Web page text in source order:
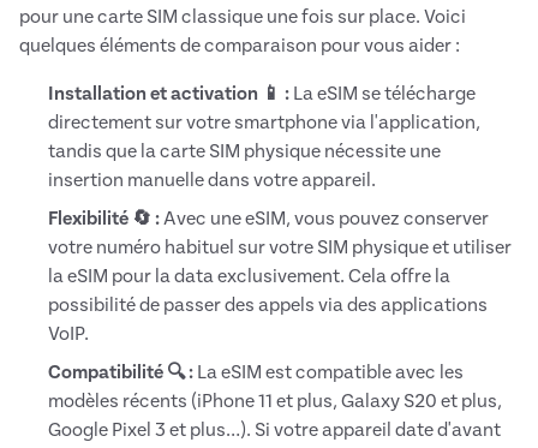
pour une carte SIM classique une fois sur place. Voici
quelques éléments de comparaison pour vous aider :
Installation et activation 📱 : La eSIM se télécharge
directement sur votre smartphone via l'application,
tandis que la carte SIM physique nécessite une
insertion manuelle dans votre appareil.
Flexibilité 🔄 :Avec une eSIM, vous pouvez conserver
votre numéro habituel sur votre SIM physique et utiliser
la eSIM pour la data exclusivement. Cela offre la
possibilité de passer des appels via des applications
VoIP.
Compatibilité 🔍 : La eSIM est compatible avec les
modèles récents (iPhone 11 et plus, Galaxy S20 et plus,
Google Pixel 3 et plus…). Si votre appareil date d'avant